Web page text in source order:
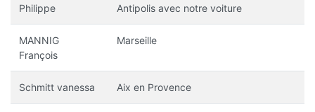
Philippe
Antipolis avec notre voiture
MANNIG
François
Marseille
Schmitt vanessa Aix en Provence